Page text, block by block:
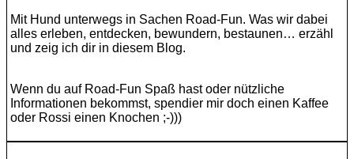
Mit Hund unterwegs in Sachen Road-Fun. Was wir dabei
alles erleben, entdecken, bewundern, bestaunen… erzähl
und zeig ich dir in diesem Blog.
Wenn du auf Road-Fun Spaß hast oder nützliche
Informationen bekommst, spendier mir doch einen Kaffee
oder Rossi einen Knochen ;-)))